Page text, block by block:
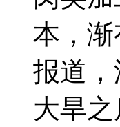
本，
报道
大旱